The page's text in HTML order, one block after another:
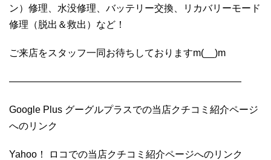
ン）修理、水没修理、バッテリー交換、リカバリーモード
修理（脱出＆救出）など！
ご来店をスタッフ一同お待ちしておりますm(__)m
————————————————————————
Google Plus グーグルプラスでの当店クチコミ紹介ページ
へのリンク
Yahoo！ ロコでの当店クチコミ紹介ページへのリンク